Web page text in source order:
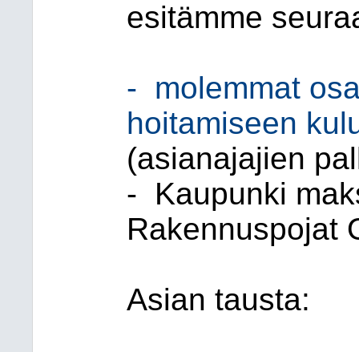
esitämme
- molemmat
hoitamiseen
(asianajajien
-
Kaupunki
Rakennuspojat
Asian tausta: